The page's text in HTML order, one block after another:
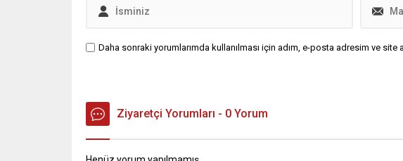
Daha sonraki yorumlarımda kullanılması için adım, e-posta adresim ve site
Ziyaretçi Yorumları - 0 Yorum